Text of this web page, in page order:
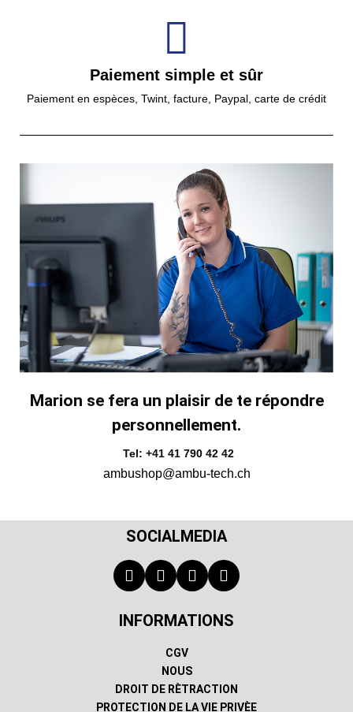
Paiement simple et sûr
Paiement en espèces, Twint, facture, Paypal, carte de crédit
Marion se fera un plaisir de te répondre
personnellement.
Tel: +41 41 790 42 42
ambushop@ambu-tech.ch
SOCIALMEDIA
INFORMATIONS
CGV
NOUS
DROIT DE RÈTRACTION
PROTECTION DE LA VIE PRIVÈE